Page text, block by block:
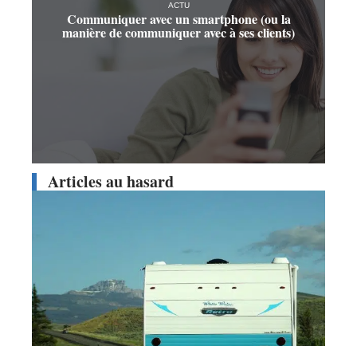
ACTU
Communiquer avec un smartphone (ou la
manière de communiquer avec à ses clients)
Articles au hasard